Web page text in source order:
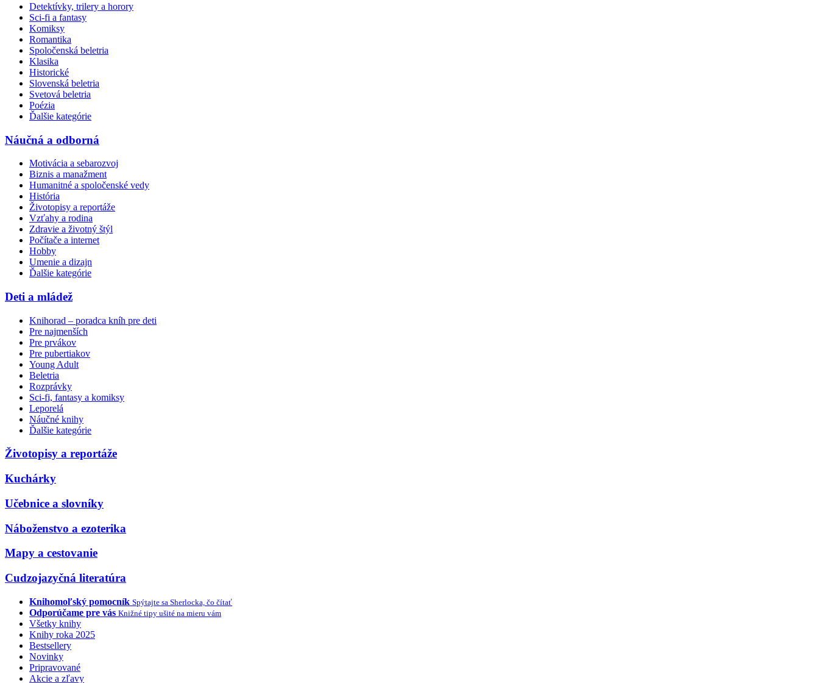
Detektívky, trilery a horory
Sci-fi a fantasy
Komiksy
Romantika
Spoločenská beletria
Klasika
Historické
Slovenská beletria
Svetová beletria
Poézia
Ďalšie kategórie
Náučná a odborná
Motivácia a sebarozvoj
Biznis a manažment
Humanitné a spoločenské vedy
História
Životopisy a reportáže
Vzťahy a rodina
Zdravie a životný štýl
Počítače a internet
Hobby
Umenie a dizajn
Ďalšie kategórie
Deti a mládež
Knihorad – poradca kníh pre deti
Pre najmenších
Pre prvákov
Pre pubertiakov
Young Adult
Beletria
Rozprávky
Sci-fi, fantasy a komiksy
Leporelá
Náučné knihy
Ďalšie kategórie
Životopisy a reportáže
Kuchárky
Učebnice a slovníky
Náboženstvo a ezoterika
Mapy a cestovanie
Cudzojazyčná literatúra
Knihomoľský pomocník Spýtajte sa Sherlocka, čo čítať
Odporúčame pre vás Knižné tipy ušité na mieru vám
Všetky knihy
Knihy roka 2025
Bestsellery
Novinky
Pripravované
Akcie a zľavy